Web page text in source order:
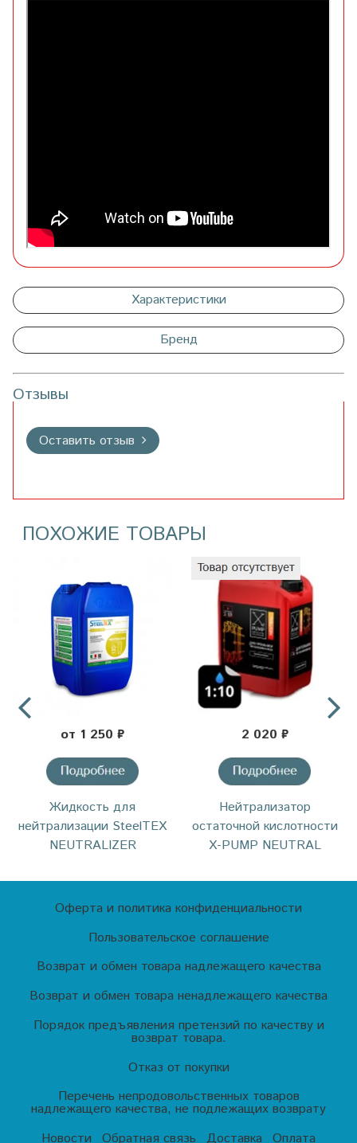
Характеристики
Бренд
Отзывы
Оставить отзыв
ПОХОЖИЕ ТОВАРЫ
от 1 250 ₽
Жидкость для
нейтрализации SteelTEX
NEUTRALIZER
2 020 ₽
Нейтрализатор
остаточной кислотности
X-PUMP NEUTRAL
Оферта и политика конфиденциальности
Пользовательское соглашение
Возврат и обмен товара надлежащего качества
Возврат и обмен товара ненадлежащего качества
Порядок предъявления претензий по качеству и
возврат товара.
Отказ от покупки
Перечень непродовольственных товаров
надлежащего качества, не подлежащих возврату
Новости
Обратная связь Доставка Оплата